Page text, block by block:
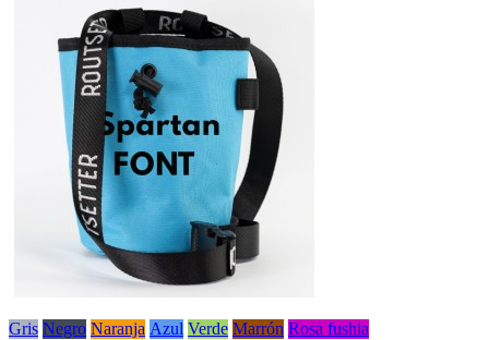
Gris Negro Naranja Azul Verde Marrón Rosa fushia